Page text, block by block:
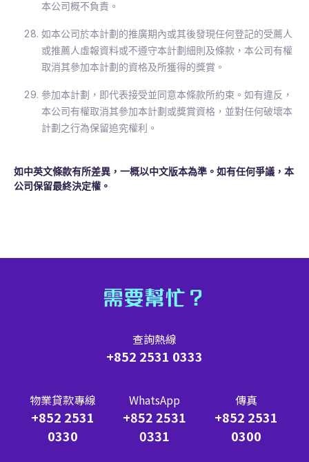
本公司概不負責。
如本公司於本計劃的推廣期內或其後發現任何登記的受薦人
或推薦人虛報資料或不遵守本計劃細則及條款，本公司有權
取消其參加本計劃的資格及所獲得的獎賞。
參加本計劃，即代表接受並同意本條款所約束。如有違反，
本公司有權取消其參加本計劃或獎賞資格，並對任何破壞本
計劃之行為保留追究權利。
如中英文條款有所差異，一概以中文版本為準。如有任何爭議，本
公司保留最終決定權。
需要幫忙？
查詢熱線
+852 2531 0333
物業貸款專線
+852 2531
0330
WhatsApp
+852 2531
0331
傳真
+852 2531
0300